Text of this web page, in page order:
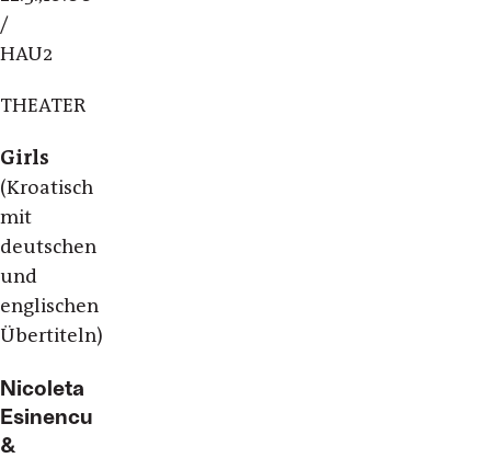
/
HAU2
THEATER
Girls
(Kroatisch
mit
deutschen
und
englischen
Übertiteln)
Nicoleta
Esinencu
&